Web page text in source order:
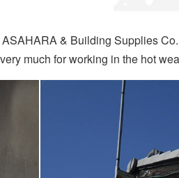
& Building Supplies
much for working in the hot